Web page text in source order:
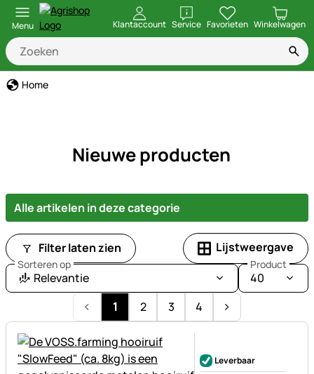
Menu Klantaccount ServiceopenenFavorieten Winkelwagen
Home
Nieuwe producten
Alle artikelen in deze categorie
Filter laten zien Lijstweergave
Sorteren op
Relevantie
Product
40
1
2 3 4
Leverbaar